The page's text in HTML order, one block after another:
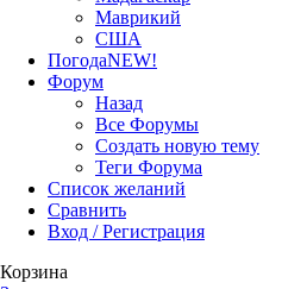
Маврикий
США
ПогодаNEW!
Форум
Назад
Все Форумы
Создать новую тему
Теги Форума
Список желаний
Сравнить
Вход / Регистрация
Корзина